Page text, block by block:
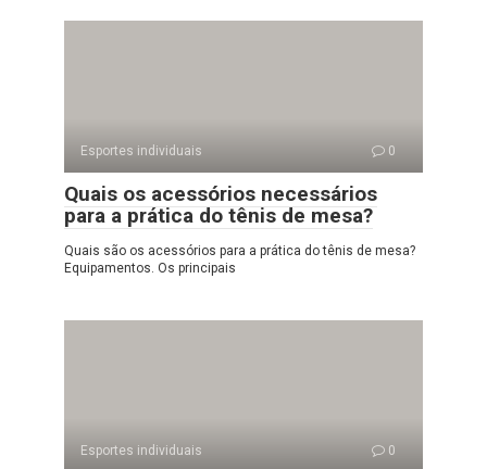
Esportes individuais 0
Quais os acessórios necessários
para a prática do tênis de mesa?
Quais são os acessórios para a prática do tênis de mesa?
Equipamentos. Os principais
Esportes individuais 0